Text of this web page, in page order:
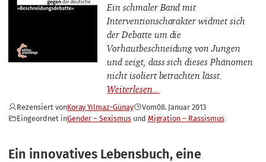
Ein schmaler Band mit
Interventionscharakter widmet sich
der Debatte um die
Vorhautbeschneidung von Jungen
und zeigt, dass sich dieses Phänomen
nicht isoliert betrachten lässt.
Rezensiert vonKoray Yılmaz-Günay Vom08. Januar 2013
Eingeordnet inGender – Sexismus Migration – Rassismus
Ein innovatives Lebensbuch, eine